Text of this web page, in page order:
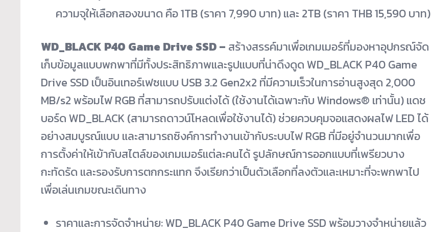
ความจุให้เลือกสองขนาด คือ 1TB (ราคา 7,990 บาท) และ 2TB (ราคา THB 15,590 บาท)
WD_BLACK P40 Game Drive SSD – สร้างสรรค์มาเพื่อเกมเมอร์ที่มองหาอุปกรณ์จัด
เก็บข้อมูลแบบพกพาที่มีทั้งประสิทธิภาพและรูปแบบที่น่าดึงดูด WD_BLACK P40 Game
Drive SSD เป็นอินเทอร์เฟซแบบ USB 3.2 Gen2x2 ที่มีความเร็วในการอ่านสูงสุด 2,000
MB/s2พร้อมไฟ RGB ที่สามารถปรับแต่งได้ (ใช้งานได้เฉพาะกับ Windows® เท่านั้น) แดช
บอร์ด WD_BLACK (สามารถดาวน์โหลดเพื่อใช้งานได้) ช่วยควบคุมจอแสดงผลไฟ LED ได้
อย่างสมบูรณ์แบบ และสามารถซิงค์การทำงานเข้ากับระบบไฟ RGB ที่มีอยู่จำนวนมากเพื่อ
การตั้งค่าให้เข้ากับสไตล์ของเกมเมอร์แต่ละคนได้ รูปลักษณ์การออกแบบที่เพรียวบาง
กะทัดรัด และรองรับการตกกระแทก จึงเรียกว่าเป็นตัวเลือกที่ลงตัวและเหมาะที่จะพกพาไป
เพื่อเล่นเกมขณะเดินทาง
ราคาและการจัดจำหน่าย: WD_BLACK P40 Game Drive SSD พร้อมวางจำหน่ายแล้ว